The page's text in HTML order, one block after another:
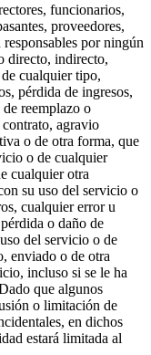
funcionarios,
proveedores,
por ningún
directo, indirecto,
cualquier tipo,
pérdida de ingresos,
reemplazo o
agravio
o de otra forma, que
o de cualquier
cualquier otra
su uso del servicio o
cualquier error u
o daño de
del servicio o de
enviado o de otra
incluso si se le ha
que algunos
o limitación de
en dichos
estará limitada al